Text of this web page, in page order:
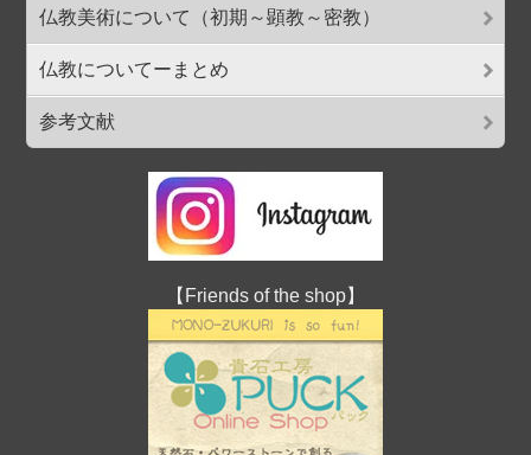
仏教美術について（初期～顕教～密教）
仏教についてーまとめ
参考文献
【Friends of the shop】